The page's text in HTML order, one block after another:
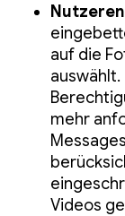
auf die
mehr
Videos